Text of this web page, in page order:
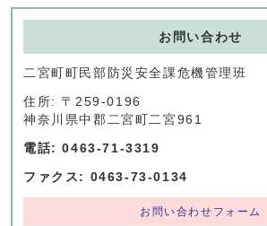
お問い合わせ
二宮町町民部防災安全課危機管理班
住所: 〒259-0196
神奈川県中郡二宮町二宮961
電話: 0463-71-3319
ファクス: 0463-73-0134
お問い合わせフォーム